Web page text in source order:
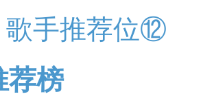
手推荐位⑫
荐榜